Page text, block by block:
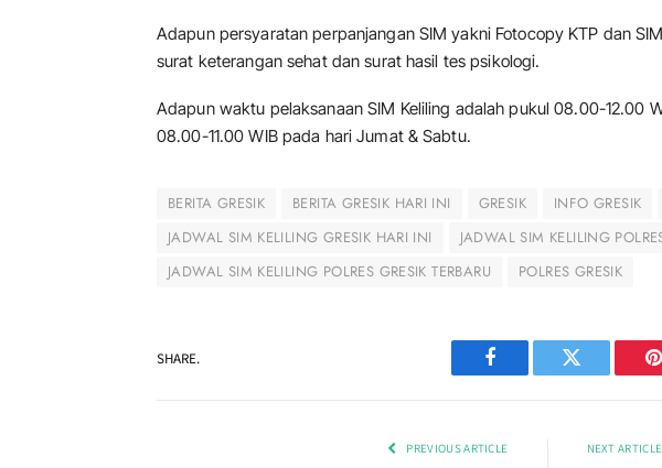
Adapun persyaratan perpanjangan SIM yakni Fotocopy KTP dan
surat keterangan sehat dan surat hasil tes psikologi.
Adapun waktu pelaksanaan SIM Keliling adalah pukul 08.00-12.00
08.00-11.00 WIB pada hari Jumat & Sabtu.
BERITA GRESIK BERITA GRESIK HARI INI GRESIK INFO GRESIK
JADWAL SIM KELILING GRESIK HARI INI
JADWAL SIM KELILING
JADWAL SIM KELILING POLRES GRESIK TERBARU
POLRES GRESIK
SHARE.
Facebook Twitter
PREVIOUS ARTICLE NEXT ARTICLE